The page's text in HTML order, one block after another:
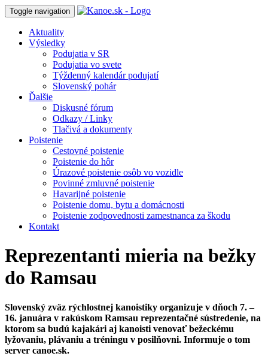
Toggle navigation
Aktuality
Výsledky
Podujatia v SR
Podujatia vo svete
Týždenný kalendár podujatí
Slovenský pohár
Ďalšie
Diskusné fórum
Odkazy / Linky
Tlačivá a dokumenty
Poistenie
Cestovné poistenie
Poistenie do hôr
Úrazové poistenie osôb vo vozidle
Povinné zmluvné poistenie
Havarijné poistenie
Poistenie domu, bytu a domácnosti
Poistenie zodpovednosti zamestnanca za škodu
Kontakt
Reprezentanti mieria na bežky
do Ramsau
Slovenský zväz rýchlostnej kanoistiky organizuje v dňoch 7. –
16. januára v rakúskom Ramsau reprezentačné sústredenie, na
ktorom sa budú kajakári aj kanoisti venovať bežeckému
lyžovaniu, plávaniu a tréningu v posilňovni. Informuje o tom
server canoe.sk.